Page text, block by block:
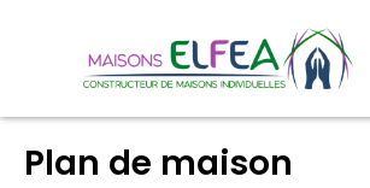
Plan de maison